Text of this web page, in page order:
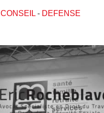
CONSEIL- DEFENSE